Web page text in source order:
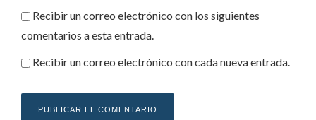
Recibir un correo electrónico con los siguientes
comentarios a esta entrada.
Recibir un correo electrónico con cada nueva entrada.